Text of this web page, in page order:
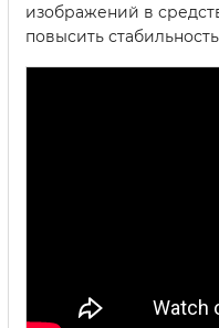
изображений в
повысить